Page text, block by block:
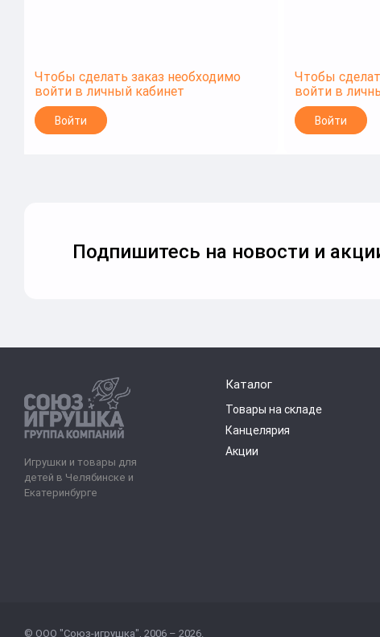
Чтобы сделать заказ необходимо
войти в личный кабинет
Войти
Чтобы
войти в
Войти
Подпишитесь на новости и
Игрушки и товары для
детей в Челябинске и
Екатеринбурге
Каталог
Товары на складе
Канцелярия
Акции
© ООО "Союз-игрушка", 2006 – 2026.